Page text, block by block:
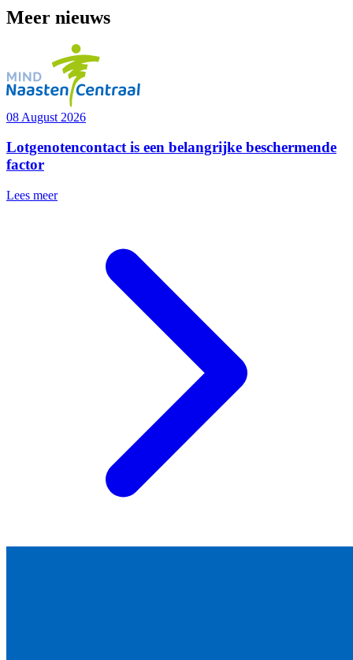
Meer nieuws
08 August 2026
Lotgenotencontact is een belangrijke beschermende
factor
Lees meer